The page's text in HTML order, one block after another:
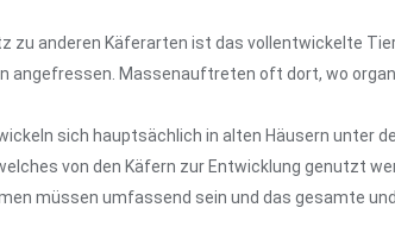
zu anderen Käferarten ist das vollentwickelte
angefressen. Massenauftreten oft dort, wo
sich hauptsächlich in alten Häusern unter
von den Käfern zur Entwicklung genutzt
müssen umfassend sein und das gesamte